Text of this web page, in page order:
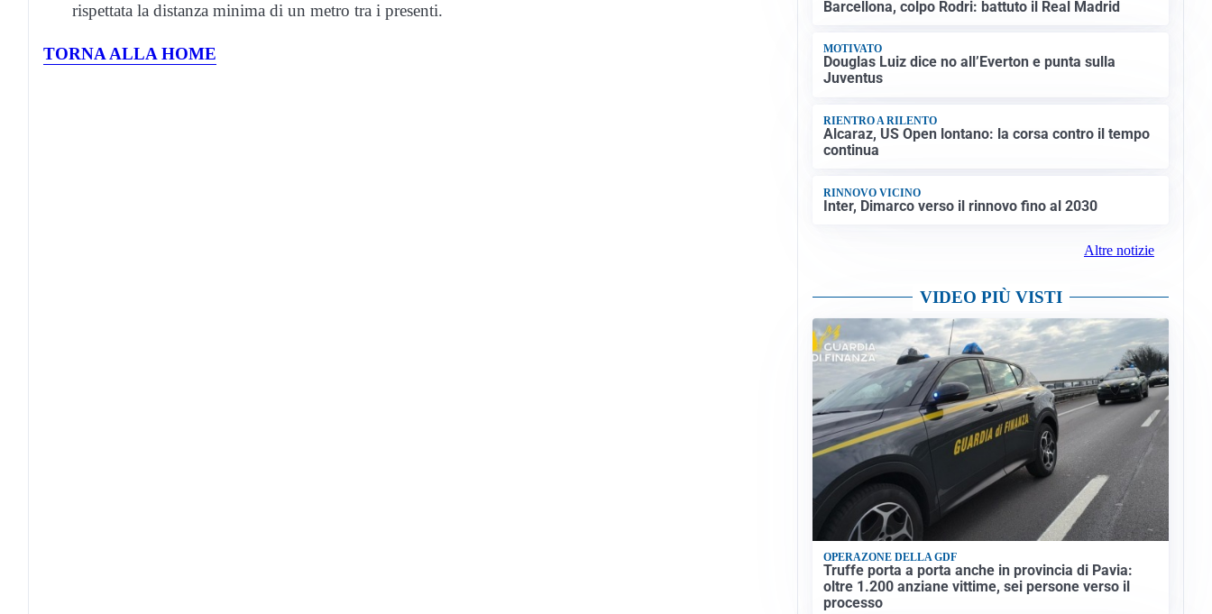
rispettata la distanza minima di un metro tra i presenti.
TORNA ALLA HOME
Barcellona, colpo Rodri: battuto il Real Madrid
MOTIVATO
Douglas Luiz dice no all’Everton e punta sulla
Juventus
RIENTRO A RILENTO
Alcaraz, US Open lontano: la corsa contro il tempo
continua
RINNOVO VICINO
Inter, Dimarco verso il rinnovo fino al 2030
Altre notizie
VIDEO PIÙ VISTI
OPERAZONE DELLA GDF
Truffe porta a porta anche in provincia di Pavia:
oltre 1.200 anziane vittime, sei persone verso il
processo